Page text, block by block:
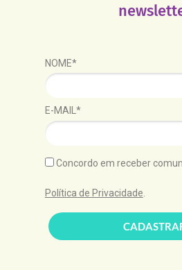
NOME*
E-MAIL*
Concordo em receber
Política de Privacidade